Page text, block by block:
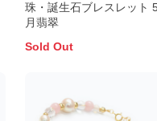
珠・誕生石ブレスレット
月翡翠
Sold Out